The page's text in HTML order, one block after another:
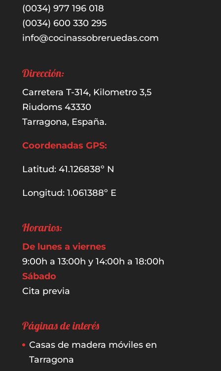
(0034) 977 196 018
(0034) 600 330 295
info@cocinassobreruedas.com
Dirección:
Carretera T-314, Kilometro 3,5
Riudoms 43330
Tarragona, España.
Coordenadas GPS:
Latitud: 41.126838º N
Longitud: 1.061388º E
Horarios:
De lunes a viernes
9:00h a 13:00h y 14:00h a 18:00h
Sábado
Cita previa
Páginas de interés
Casas de madera móviles en
Tarragona